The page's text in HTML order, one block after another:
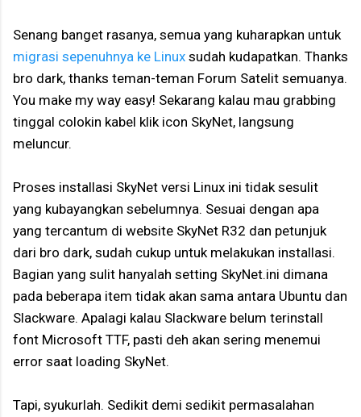
Senang banget rasanya, semua yang kuharapkan untuk
migrasi sepenuhnya ke Linux sudah kudapatkan. Thanks
bro dark, thanks teman-teman Forum Satelit semuanya.
You make my way easy! Sekarang kalau mau grabbing
tinggal colokin kabel klik icon SkyNet, langsung
meluncur.
Proses installasi SkyNet versi Linux ini tidak sesulit
yang kubayangkan sebelumnya. Sesuai dengan apa
yang tercantum di website SkyNet R32 dan petunjuk
dari bro dark, sudah cukup untuk melakukan installasi.
Bagian yang sulit hanyalah setting SkyNet.ini dimana
pada beberapa item tidak akan sama antara Ubuntu dan
Slackware. Apalagi kalau Slackware belum terinstall
font Microsoft TTF, pasti deh akan sering menemui
error saat loading SkyNet.
Tapi, syukurlah. Sedikit demi sedikit permasalahan